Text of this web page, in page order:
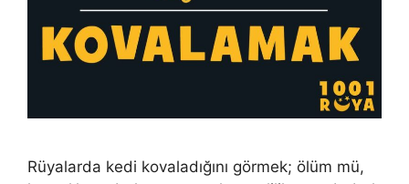
Rüyalarda kedi kovaladığını görmek; ölüm mü,